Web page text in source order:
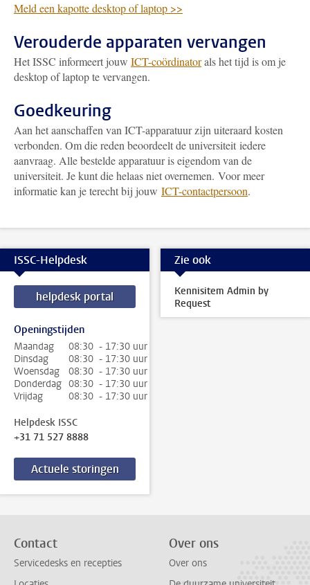
Meld een kapotte desktop of laptop >>
Verouderde apparaten vervangen
Het ISSC informeert jouw ICT-coördinatorals het tijd is om je
desktop of laptop te vervangen.
Goedkeuring
Aan het aanschaffen van ICT-apparatuur zijn uiteraard kosten
verbonden. Om die reden beoordeelt de universiteit iedere
aanvraag. Alle bestelde apparatuur is eigendom van de
universiteit. Je kunt die helaas niet overnemen. Voor meer
informatie kan je terecht bij jouw ICT-contactpersoon.
ISSC-Helpdesk
helpdesk portal
Openingstijden
Maandag
08:30 - 17:30 uur
Dinsdag
08:30 - 17:30 uur
Woensdag
08:30 - 17:30 uur
Donderdag 08:30 - 17:30 uur
Vrijdag
08:30 - 17:30 uur
Helpdesk ISSC
+31 71 527 8888
Actuele storingen
Zie ook
Kennisitem Admin by
Request
Contact
Servicedesks en recepties
Over ons
Over ons